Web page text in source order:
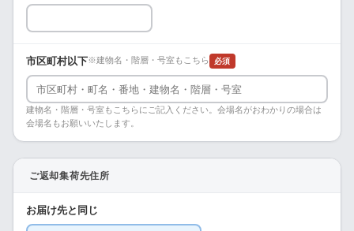
市区町村以下※建物名・階層・号室もこちら 必須
建物名・階層・号室もこちらにご記入ください。会場名がおわかりの場合は
会場名もお願いいたします。
ご返却集荷先住所
お届け先と同じ